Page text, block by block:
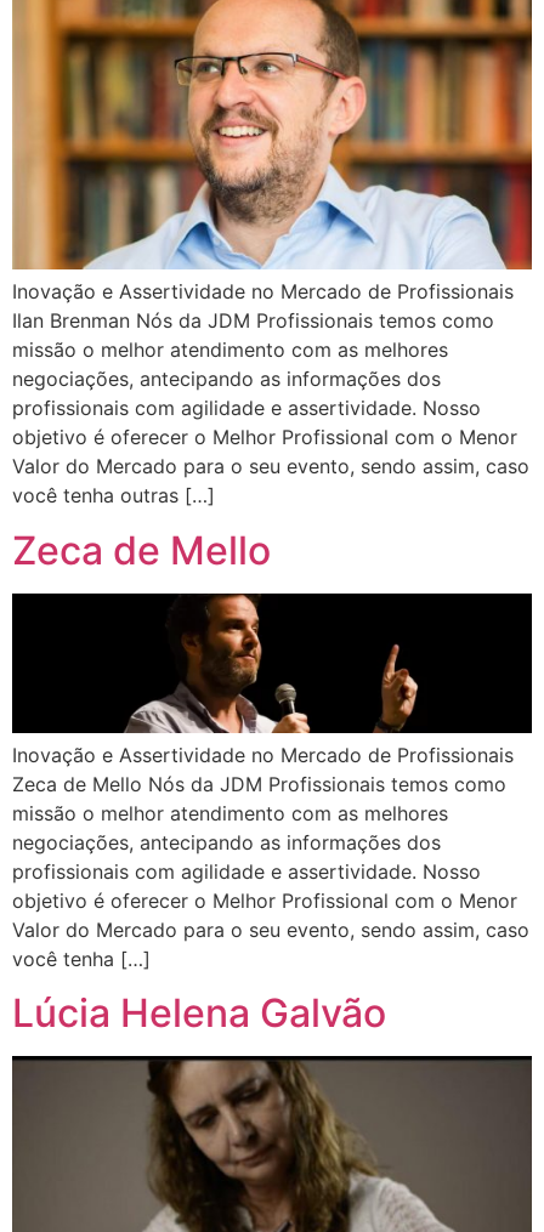
Inovação e Assertividade no Mercado de Profissionais
Ilan Brenman Nós da JDM Profissionais temos como
missão o melhor atendimento com as melhores
negociações, antecipando as informações dos
profissionais com agilidade e assertividade. Nosso
objetivo é oferecer o Melhor Profissional com o Menor
Valor do Mercado para o seu evento, sendo assim, caso
você tenha outras […]
Zeca de Mello
Inovação e Assertividade no Mercado de Profissionais
Zeca de Mello Nós da JDM Profissionais temos como
missão o melhor atendimento com as melhores
negociações, antecipando as informações dos
profissionais com agilidade e assertividade. Nosso
objetivo é oferecer o Melhor Profissional com o Menor
Valor do Mercado para o seu evento, sendo assim, caso
você tenha […]
Lúcia Helena Galvão